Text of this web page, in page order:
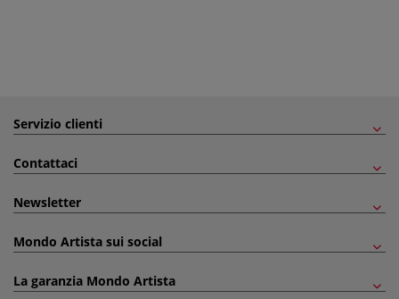
Servizio clienti
Contattaci
Newsletter
Mondo Artista sui social
La garanzia Mondo Artista